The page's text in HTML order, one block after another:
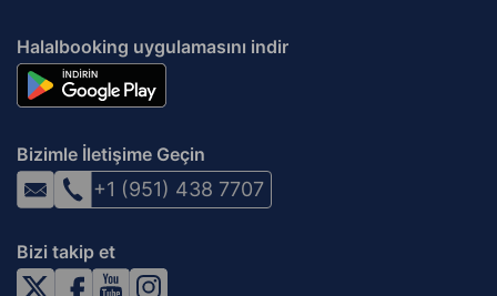
Halalbooking uygulamasını indir
Bizimle İletişime Geçin
+1 (951) 438 7707
Bizi takip et